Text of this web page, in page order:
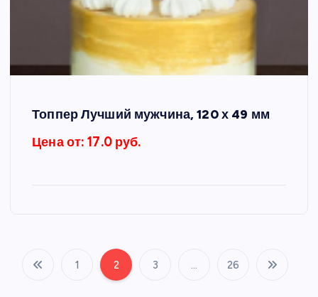
Топпер Лучший мужчина, 120 х 49 мм
Цена от: 17.0 руб.
1 2 3 … 26